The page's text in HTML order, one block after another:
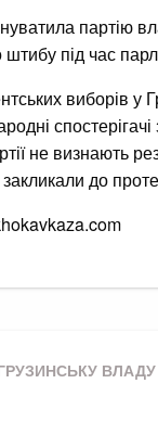
партію
штибу під час
виборів у
не визнають
до